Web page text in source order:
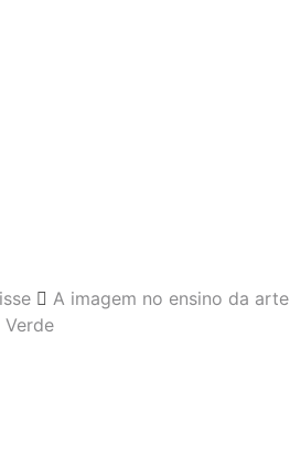
A imagem no ensino da arte
Verde